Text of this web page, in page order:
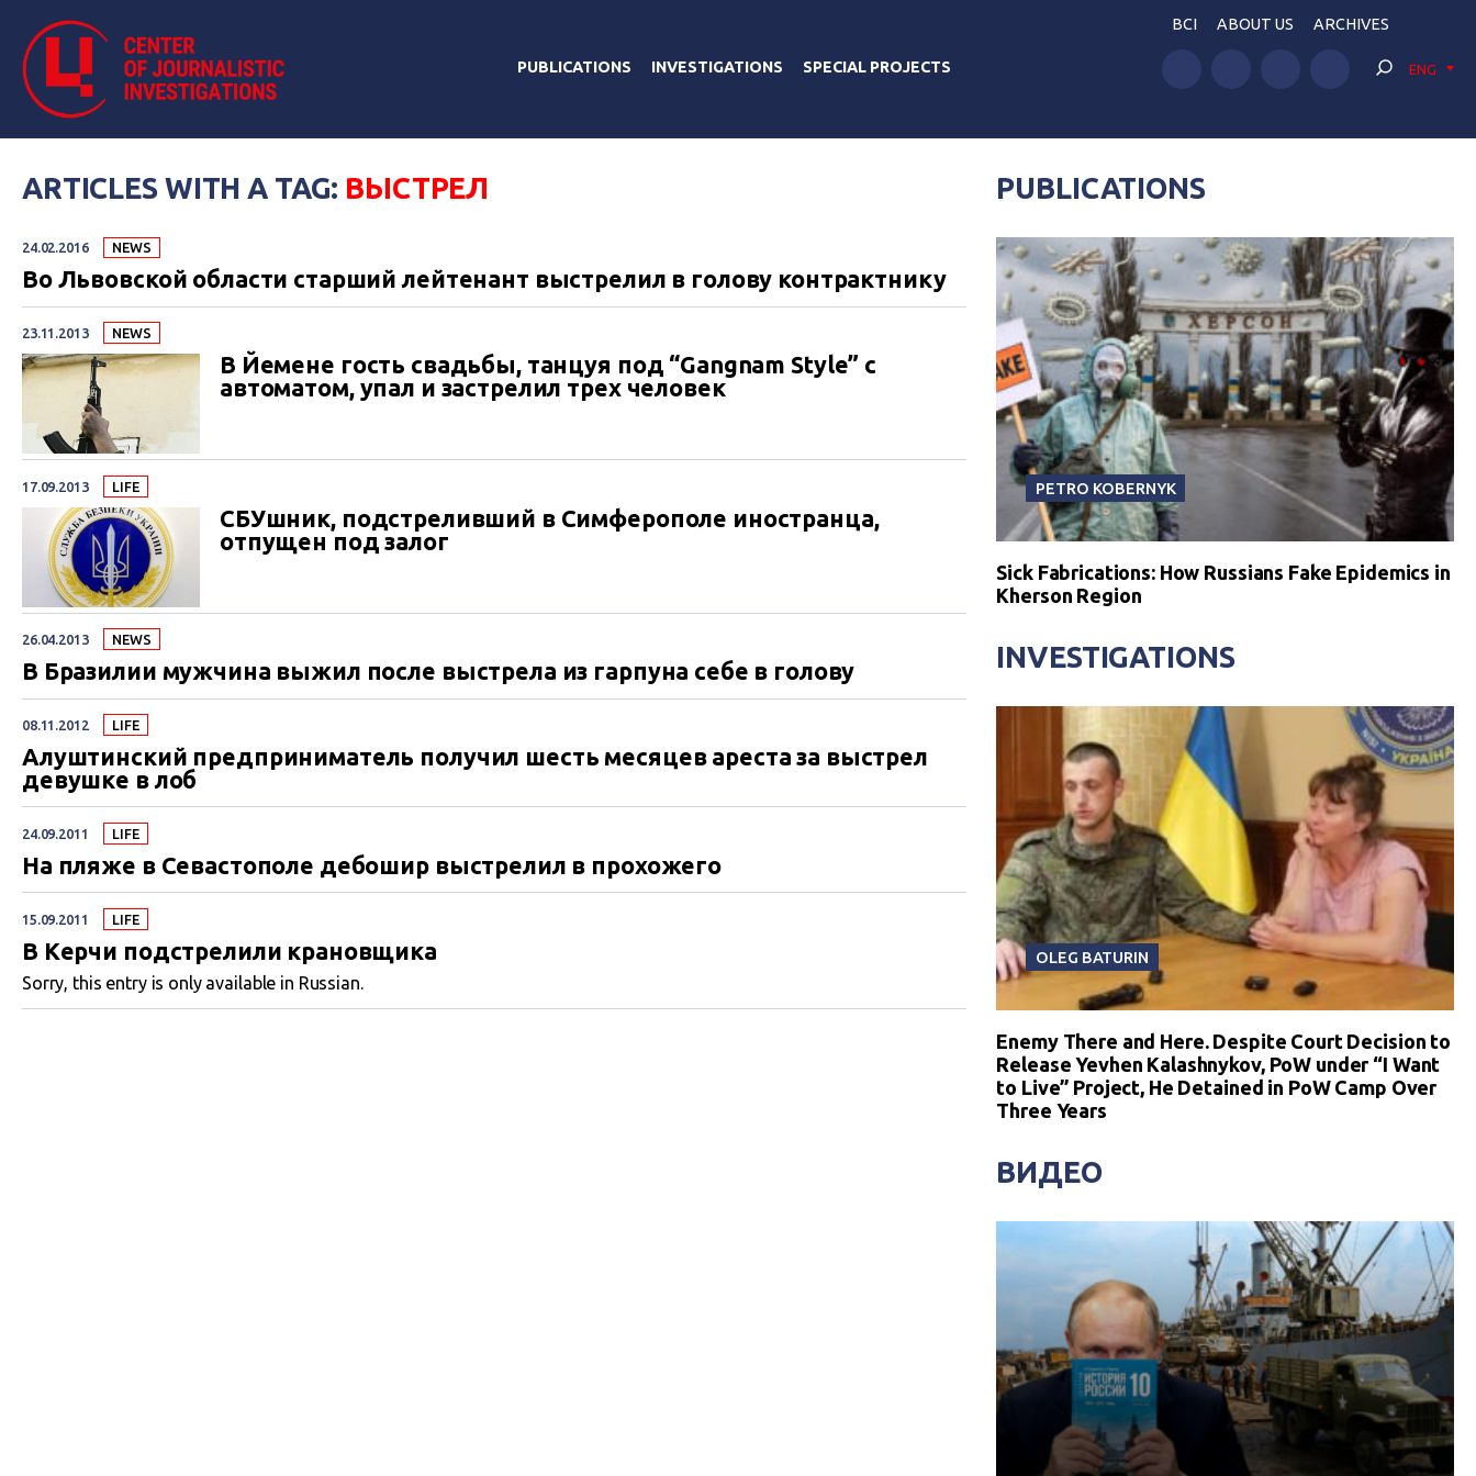
PUBLICATIONS INVESTIGATIONS SPECIAL PROJECTS
BCI ABOUT US ARCHIVES
ENG
ARTICLES WITH A TAG: ВЫСТРЕЛ
24.02.2016 NEWS
Во Львовской области старший лейтенант выстрелил в голову контрактнику
23.11.2013 NEWS
В Йемене гость свадьбы, танцуя под “Gangnam Style” с
автоматом, упал и застрелил трех человек
17.09.2013 LIFE
СБУшник, подстреливший в Симферополе иностранца,
отпущен под залог
26.04.2013 NEWS
В Бразилии мужчина выжил после выстрела из гарпуна себе в голову
08.11.2012 LIFE
Алуштинский предприниматель получил шесть месяцев ареста за выстрел
девушке в лоб
24.09.2011 LIFE
На пляже в Севастополе дебошир выстрелил в прохожего
15.09.2011 LIFE
В Керчи подстрелили крановщика
Sorry, this entry is only available in Russian.
PUBLICATIONS
PETRO KOBERNYK
Sick Fabrications: How Russians Fake Epidemics in
Kherson Region
INVESTIGATIONS
OLEG BATURIN
Enemy There and Here. Despite Court Decision to
Release Yevhen Kalashnykov, PoW under “I Want
to Live” Project, He Detained in PoW Camp Over
Three Years
ВИДЕО